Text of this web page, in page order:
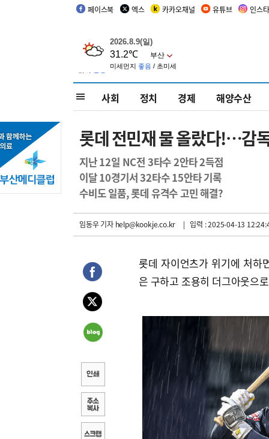
페이스북 엑스 카카오채널 유튜브 인스
사회 정치 경제 해양수산
롯데 전민재 물 올랐다!…감
지난 12일 NC전 3타수 2안타 2득점
이달 10경기서 32타수 15안타 기록
수비도 일품, 롯데 유격수 고민 해결?
임동우 기자help@kookje.co.kr | 입력 : 2025-04-13
롯데 자이언츠가 위기에 처하
은 구하고 조용히 더그아웃으